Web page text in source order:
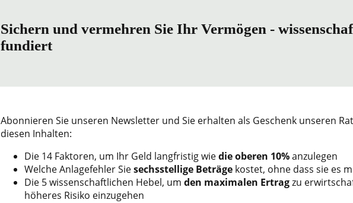
Sichern und vermehren Sie Ihr Vermögen -
fundiert
Abonnieren Sie unseren Newsletter und Sie erhalten als Geschenk unseren
diesen Inhalten:
Die 14 Faktoren, um Ihr Geld langfristig wiedie oberen 10%anzulegen
Welche Anlagefehler Siesechsstellige Beträge kostet, ohne dass sie es
Die 5 wissenschaftlichen Hebel, um den maximalen Ertragzu
höheres Risiko einzugehen